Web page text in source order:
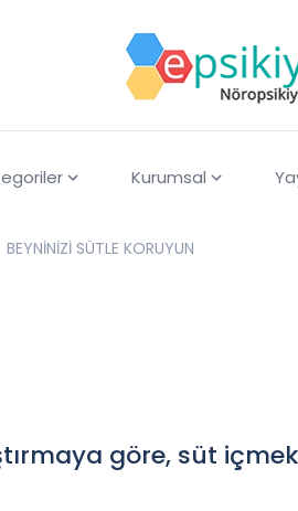
Kurumsal
BEYNİNİZİ SÜTLE KORUYUN
göre, süt